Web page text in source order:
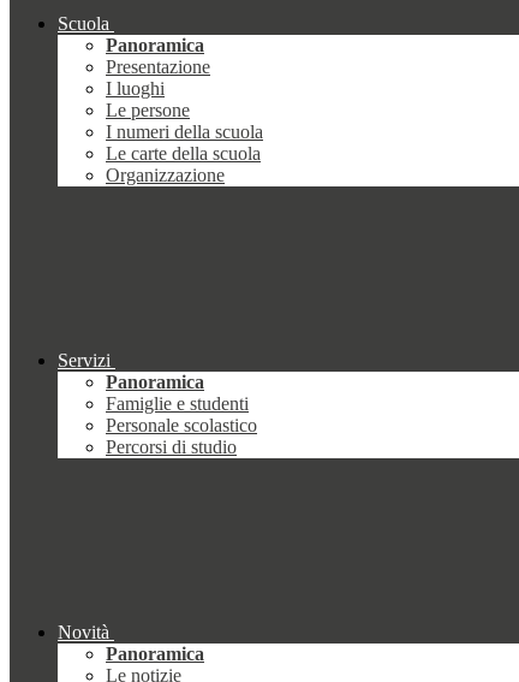
Scuola
Panoramica
Presentazione
I luoghi
Le persone
I numeri della scuola
Le carte della scuola
Organizzazione
Servizi
Panoramica
Famiglie e studenti
Personale scolastico
Percorsi di studio
Novità
Panoramica
Le notizie